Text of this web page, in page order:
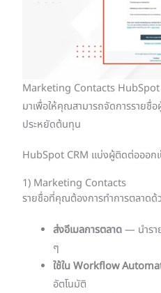
Marketing Contacts HubSpot
มาเพื่อให้คุณสามารถจัดการรายชื่
ประหยัดต้นทุน
HubSpot CRM แบ่งผู้ติดต่อออก
1) Marketing Contacts
รายชื่อที่คุณต้องการทำการตลาดด้
ส่งอีเมลการตลาด— นำรา
ๆ
ใช้ใน Workflow
อัตโนมัติ